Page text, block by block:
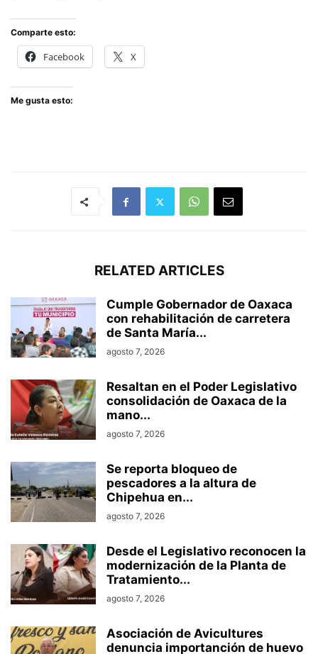
Comparte esto:
Facebook X
Me gusta esto:
RELATED ARTICLES
Cumple Gobernador de Oaxaca
con rehabilitación de carretera
de Santa María...
agosto 7, 2026
Resaltan en el Poder Legislativo
consolidación de Oaxaca de la
mano...
agosto 7, 2026
Se reporta bloqueo de
pescadores a la altura de
Chipehua en...
agosto 7, 2026
Desde el Legislativo reconocen la
modernización de la Planta de
Tratamiento...
agosto 7, 2026
Asociación de Avicultures
denuncia importanción de huevo